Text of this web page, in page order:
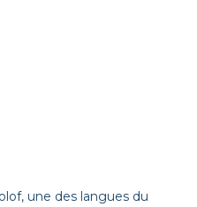
une des langues du